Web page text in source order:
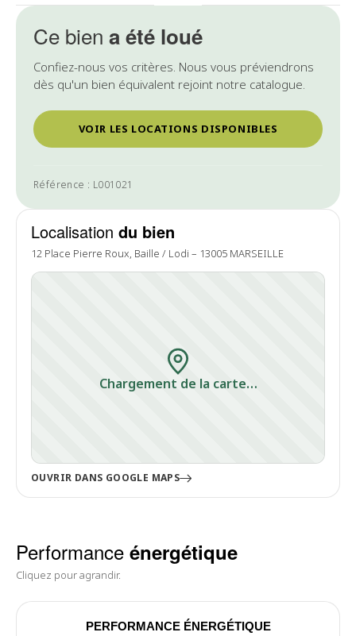
Ce bien a été loué
Confiez-nous vos critères. Nous vous préviendrons
dès qu'un bien équivalent rejoint notre catalogue.
VOIR LES LOCATIONS DISPONIBLES
Référence : L001021
Localisation du bien
12 Place Pierre Roux, Baille / Lodi – 13005 MARSEILLE
Chargement de la carte…
OUVRIR DANS GOOGLE MAPS
Performance énergétique
Cliquez pour agrandir.
PERFORMANCE ÉNERGÉTIQUE